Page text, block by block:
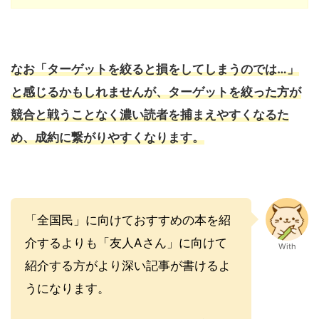
なお「ターゲットを絞ると損をしてしまうのでは…」
と感じるかもしれませんが、ターゲットを絞った方が
競合と戦うことなく濃い読者を捕まえやすくなるた
め、成約に繋がりやすくなります。
「全国民」に向けておすすめの本を紹
介するよりも「友人Aさん」に向けて
紹介する方がより深い記事が書けるよ
うになります。
With